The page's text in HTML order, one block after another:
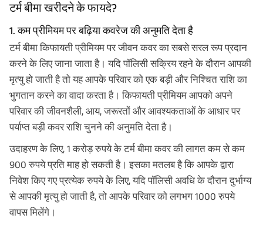
टर्म बीमा खरीदने के फायदे?
1. कम प्रीमियम पर बढ़िया कवरेज की अनुमति देता है
टर्म बीमा किफायती प्रीमियम पर जीवन कवर का सबसे सरल रूप प्रदान
करने के लिए जाना जाता है। यदि पॉलिसी सक्रिय रहने के दौरान आपकी
मृत्यु हो जाती है तो यह आपके परिवार को एक बड़ी और निश्चित राशि का
भुगतान करने का वादा करता है। किफायती प्रीमियम आपको अपने
परिवार की जीवनशैली, आय, जरूरतों और आवश्यकताओं के आधार पर
पर्याप्त बड़ी कवर राशि चुनने की अनुमति देता है।
उदाहरण के लिए, 1 करोड़ रुपये के टर्म बीमा कवर की लागत कम से कम
900 रुपये प्रति माह हो सकती है। इसका मतलब है कि आपके द्वारा
निवेश किए गए प्रत्येक रुपये के लिए, यदि पॉलिसी अवधि के दौरान दुर्भाग्य
से आपकी मृत्यु हो जाती है, तो आपके परिवार को लगभग 1000 रुपये
वापस मिलेंगे।